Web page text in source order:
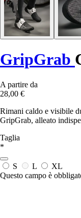
GripGrab
A partire da
28,00 €
Rimani caldo e visibile
GripGrab, alleato
Taglia
*
S L
XL
Questo campo è